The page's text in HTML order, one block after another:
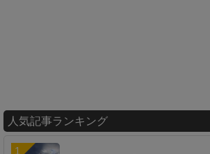
人気記事ランキング